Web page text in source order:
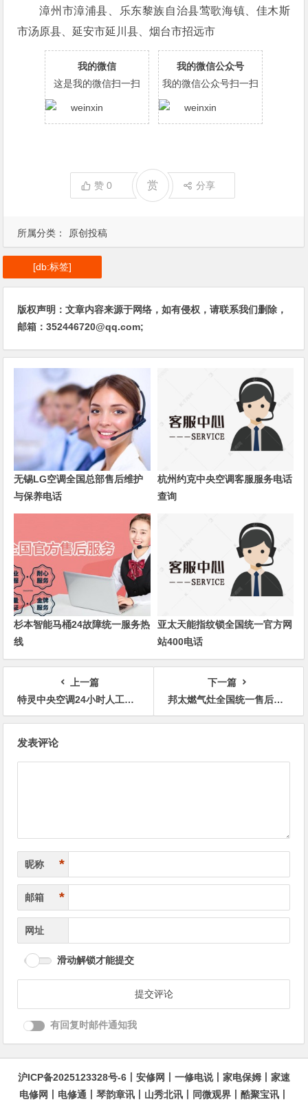
所属分类： 原创投稿
漳州市漳浦县、乐东黎族自治县莺歌海镇、佳木斯
市汤原县、延安市延川县、烟台市招远市
我的微信
这是我的微信扫一扫
我的微信公众号
我的微信公众号扫一扫
赞0 赏 分享
[db:标签]
版权声明：文章内容来源于网络，如有侵权，请联系我们删除，
邮箱：352446720@qq.com;
无锡LG空调全国总部售后维护
与保养电话
杭州约克中央空调客服服务电话
查询
杉本智能马桶24故障统一服务热
线
亚太天能指纹锁全国统一官方网
站400电话
上一篇
特灵中央空调24小时人工客服电话售后客服服务400热线
下一篇
邦太燃气灶全国统一售后维修服务热线
发表评论
昵称 *
邮箱 *
网址
滑动解锁才能提交
有回复时邮件通知我
沪ICP备2025123328号-6 安修网 一修电说丨 家电保姆
家速
电修网
电修通 琴韵章讯 山秀北讯 同微观界 酷聚宝讯